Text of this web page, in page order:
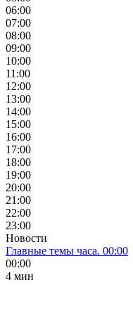
06:00
07:00
08:00
09:00
10:00
11:00
12:00
13:00
14:00
15:00
16:00
17:00
18:00
19:00
20:00
21:00
22:00
23:00
Новости
Главные темы часа. 00:00
00:00
4 мин